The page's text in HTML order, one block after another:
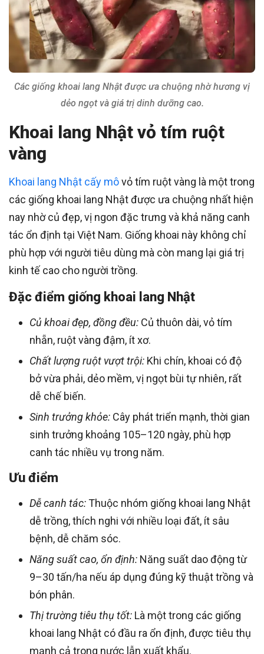
Các giống khoai lang Nhật được ưa chuộng nhờ hương vị
dẻo ngọt và giá trị dinh dưỡng cao.
Khoai lang Nhật vỏ tím ruột
vàng
Khoai lang Nhật cấy môvỏ tím ruột vàng là một trong
các giống khoai lang Nhật được ưa chuộng nhất hiện
nay nhờ củ đẹp, vị ngon đặc trưng và khả năng canh
tác ổn định tại Việt Nam. Giống khoai này không chỉ
phù hợp với người tiêu dùng mà còn mang lại giá trị
kinh tế cao cho người trồng.
Đặc điểm giống khoai lang Nhật
Củ khoai đẹp, đồng đều: Củ thuôn dài, vỏ tím
nhẵn, ruột vàng đậm, ít xơ.
Chất lượng ruột vượt trội: Khi chín, khoai có độ
bở vừa phải, dẻo mềm, vị ngọt bùi tự nhiên, rất
dễ chế biến.
Sinh trưởng khỏe: Cây phát triển mạnh, thời gian
sinh trưởng khoảng 105–120 ngày, phù hợp
canh tác nhiều vụ trong năm.
Ưu điểm
Dễ canh tác:Thuộc nhóm giống khoai lang Nhật
dễ trồng, thích nghi với nhiều loại đất, ít sâu
bệnh, dễ chăm sóc.
Năng suất cao, ổn định: Năng suất dao động từ
9–30 tấn/ha nếu áp dụng đúng kỹ thuật trồng và
bón phân.
Thị trường tiêu thụ tốt: Là một trong các giống
khoai lang Nhật có đầu ra ổn định, được tiêu thụ
mạnh cả trong nước lẫn xuất khẩu.